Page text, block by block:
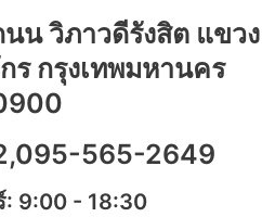
น วิภาวดีรังสิต แขวง
ร กรุงเทพมหานคร
565-2649
: 9:00 - 18:30